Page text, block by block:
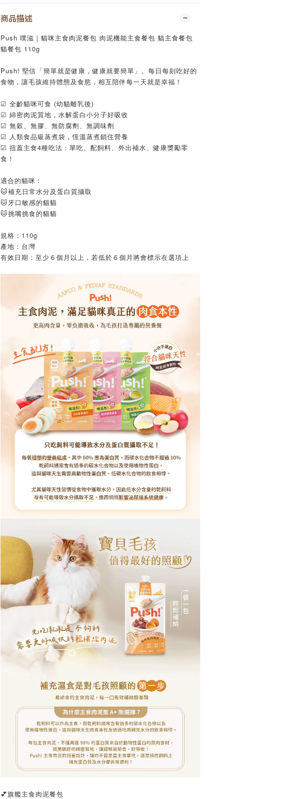
商品描述
Push 噗滋｜貓咪主食肉泥餐包 肉泥機能主食餐包 貓主食餐包
貓餐包 110g
Push! 堅信「簡單就是健康，健康就要簡單」。每日每刻吃好的
食物，讓毛孩維持體態及食慾，相互陪伴每一天就是幸福！
☑ 全齡貓咪可食 (幼貓離乳後)
☑ 綿密肉泥質地，水解蛋白小分子好吸收
☑ 無穀、無膠、無防腐劑、無調味劑
☑ 人類食品級蒸煮袋，恆溫蒸煮鎖住營養
☑ 扭蓋主食4種吃法：單吃、配飼料、外出補水、健康獎勵零
食！
適合的貓咪：
🐱補充日常水分及蛋白質攝取
🐱牙口敏感的貓貓
🐱挑嘴挑食的貓貓
規格：110g
產地：台灣
有效日期：至少６個月以上，若低於６個月將會標示在選項上
💕旗艦主食肉泥餐包